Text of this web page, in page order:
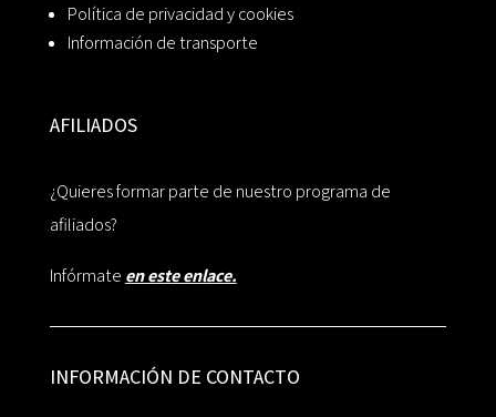
Política de privacidad y cookies
Información de transporte
AFILIADOS
¿Quieres formar parte de nuestro programa de
afiliados?
Infórmate en este enlace.
INFORMACIÓN DE CONTACTO